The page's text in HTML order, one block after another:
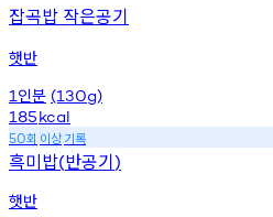
잡곡밥 작은공기
햇반
1 인분 (130g)
185kcal
50회 이상기록
흑미밥(반공기)
햇반